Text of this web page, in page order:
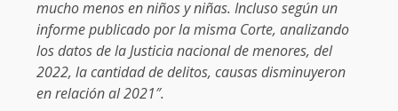
mucho menos en niños y niñas. Incluso según un
informe publicado por la misma Corte, analizando
los datos de la Justicia nacional de menores, del
2022, la cantidad de delitos, causas disminuyeron
en relación al 2021″.